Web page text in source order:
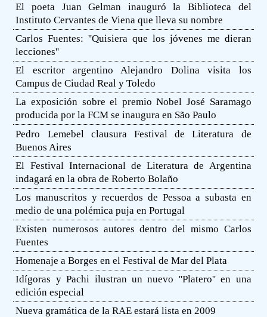
El poeta Juan Gelman inauguró la Biblioteca del
Instituto Cervantes de Viena que lleva su nombre
Carlos Fuentes: ''Quisiera que los jóvenes me dieran
lecciones''
El escritor argentino Alejandro Dolina visita los
Campus de Ciudad Real y Toledo
La exposición sobre el premio Nobel José Saramago
producida por la FCM se inaugura en São Paulo
Pedro Lemebel clausura Festival de Literatura de
Buenos Aires
El Festival Internacional de Literatura de Argentina
indagará en la obra de Roberto Bolaño
Los manuscritos y recuerdos de Pessoa a subasta en
medio de una polémica puja en Portugal
Existen numerosos autores dentro del mismo Carlos
Fuentes
Homenaje a Borges en el Festival de Mar del Plata
Idígoras y Pachi ilustran un nuevo ''Platero'' en una
edición especial
Nueva gramática de la RAE estará lista en 2009